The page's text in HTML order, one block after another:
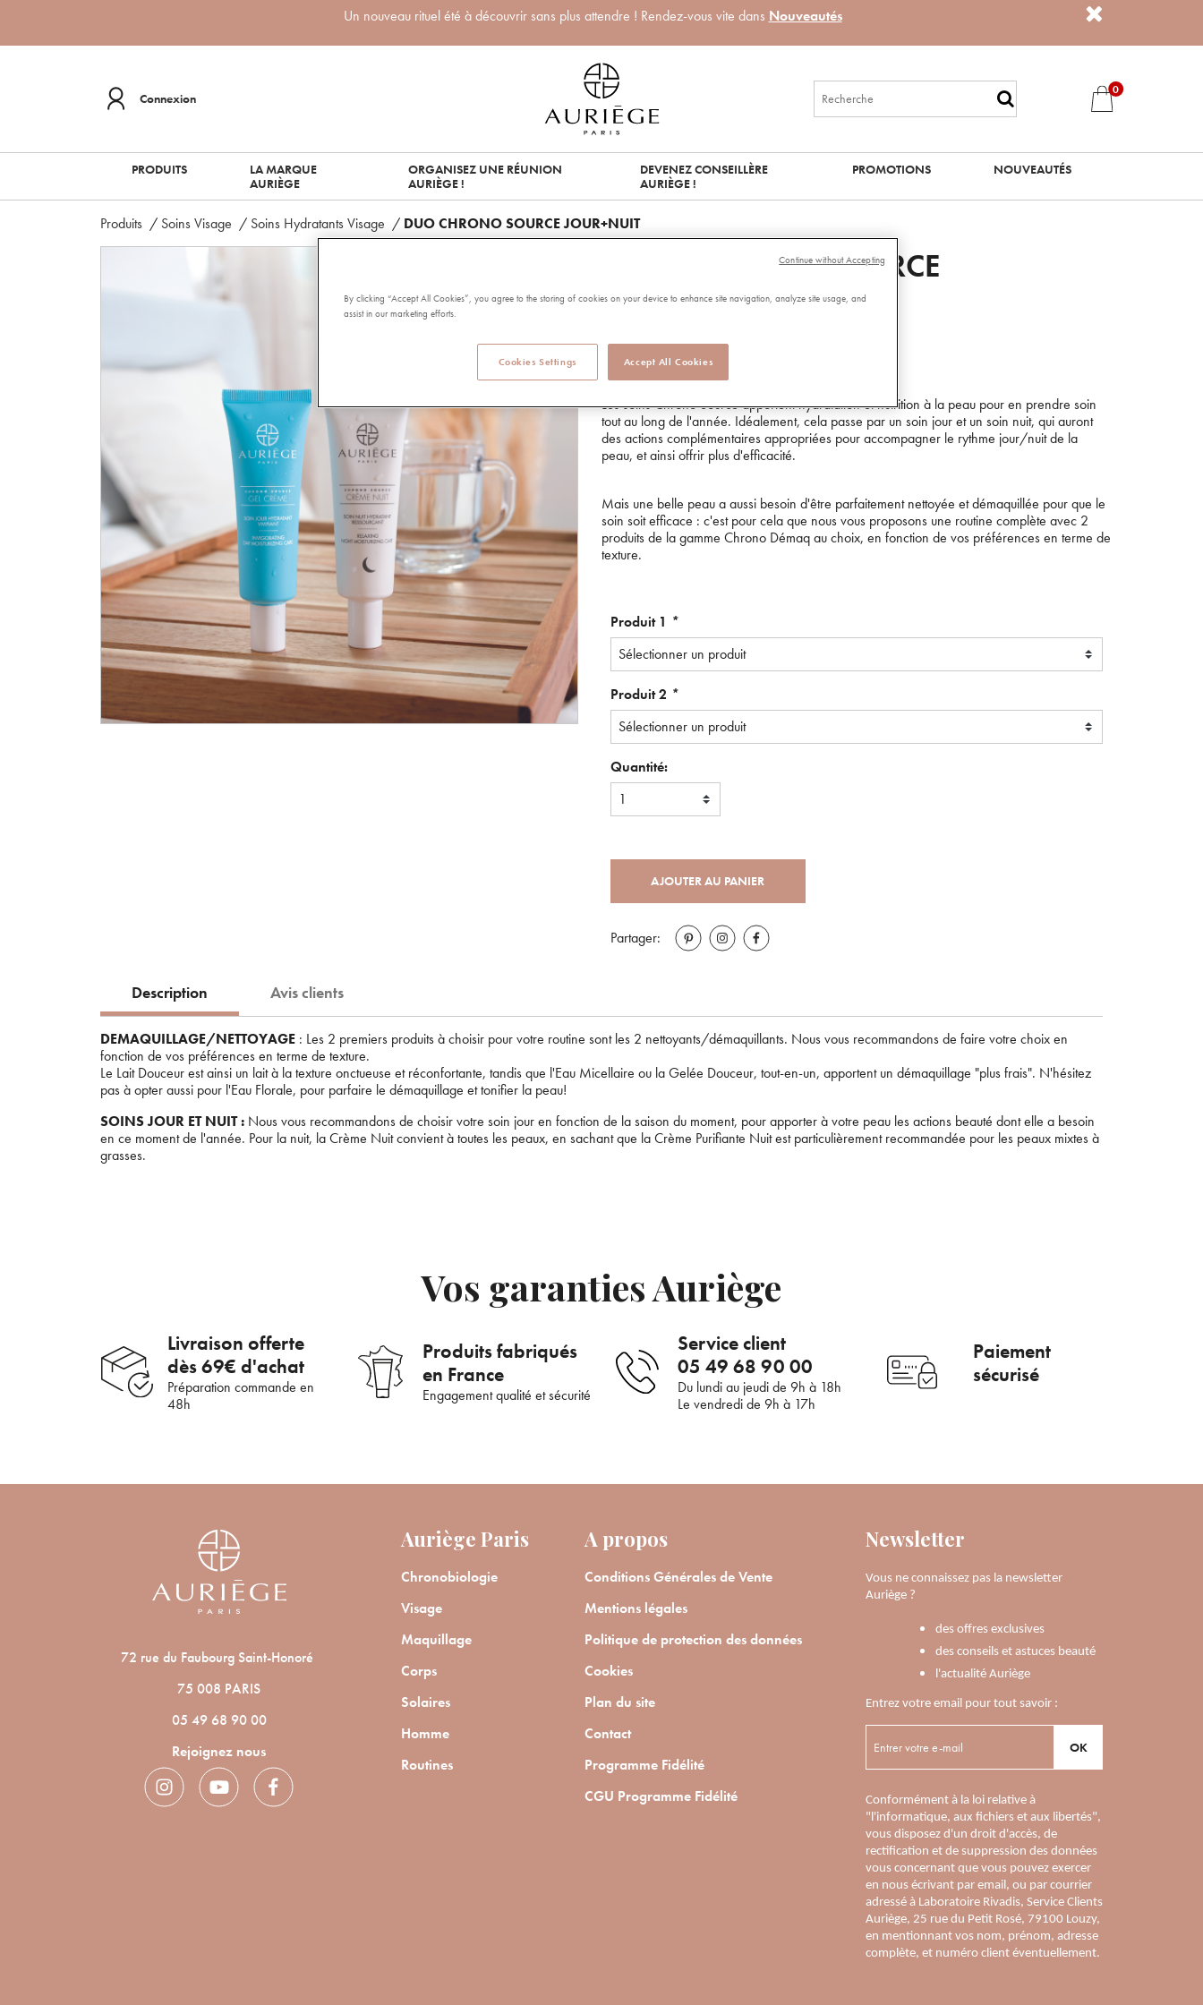
Un nouveau rituel été à découvrir sans plus attendre ! Rendez-vous vite dans Nouveautés
Connexion
0
PRODUITS
LA MARQUE
AURIÈGE
ORGANISEZ UNE RÉUNION
AURIÈGE !
DEVENEZ CONSEILLÈRE
AURIÈGE !
PROMOTIONS NOUVEAUTÉS
Supprimer le produit ? ×
Produits / Soins Visage / Soins Hydratants Visage / DUO CHRONO SOURCE JOUR+NUIT
DUO CHRONO SOURCE
JOUR+NUIT
99840
Price reduced from
60,00 €to
53,00 €
Les soins Chrono Source apportent hydratation et nutrition à la peau pour en prendre soin
tout au long de l'année. Idéalement, cela passe par un soin jour et un soin nuit, qui auront
des actions complémentaires appropriées pour accompagner le rythme jour/nuit de la
peau, et ainsi offrir plus d'efficacité.
Mais une belle peau a aussi besoin d'être parfaitement nettoyée et démaquillée pour que le
soin soit efficace : c'est pour cela que nous vous proposons une routine complète avec 2
produits de la gamme Chrono Démaq au choix, en fonction de vos préférences en terme de
texture.
Produit 1 *
Sélectionner un produit
Produit 2 *
Sélectionner un produit
Quantité:
1
AJOUTER AU PANIER
Partager:
Description Avis clients
DEMAQUILLAGE/NETTOYAGE : Les 2 premiers produits à choisir pour votre routine sont les 2 nettoyants/démaquillants. Nous vous recommandons de faire votre choix en
fonction de vos préférences en terme de texture.
Le Lait Douceur est ainsi un lait à la texture onctueuse et réconfortante, tandis que l'Eau Micellaire ou la Gelée Douceur, tout-en-un, apportent un démaquillage "plus frais". N'hésitez
pas à opter aussi pour l'Eau Florale, pour parfaire le démaquillage et tonifier la peau!
SOINS JOUR ET NUIT : Nous vous recommandons de choisir votre soin jour en fonction de la saison du moment, pour apporter à votre peau les actions beauté dont elle a besoin
en ce moment de l'année. Pour la nuit, la Crème Nuit convient à toutes les peaux, en sachant que la Crème Purifiante Nuit est particulièrement recommandée pour les peaux mixtes à
grasses.
Vos garanties Auriège
Livraison offerte
dès 69€ d'achat
Préparation commande en
48h
Produits fabriqués
en France
Engagement qualité et sécurité
Service client
05 49 68 90 00
Du lundi au jeudi de 9h à 18h
Le vendredi de 9h à 17h
Paiement
sécurisé
72 rue du Faubourg Saint-Honoré
75 008 PARIS
05 49 68 90 00
Rejoignez nous
Auriège Paris
Chronobiologie
Visage
Maquillage
Corps
Solaires
Homme
Routines
A propos
Conditions Générales de Vente
Mentions légales
Politique de protection des données
Cookies
Plan du site
Contact
Programme Fidélité
CGU Programme Fidélité
Newsletter
Vous ne connaissez pas la newsletter
Auriège ?
des offres exclusives
des conseils et astuces beauté
l'actualité Auriège
Entrez votre email pour tout savoir :
OK
Conformément à la loi relative à
"l'informatique, aux fichiers et aux libertés",
vous disposez d'un droit d'accès, de
rectification et de suppression des données
vous concernant que vous pouvez exercer
en nous écrivant par email, ou par courrier
adressé à Laboratoire Rivadis, Service Clients
Auriège, 25 rue du Petit Rosé, 79100 Louzy,
en mentionnant vos nom, prénom, adresse
complète, et numéro client éventuellement.
Bienvenue !
Pour être au courant de nos dernières nouveautés ou
En renseignant votre adresse e-mail, vous acceptez de recevoir des communications par e-mail
de la part d’Auriège.
By clicking “Accept All Cookies”, you agree to the storing of cookies on your device to enhance site navigation, analyze site usage, and
assist in our marketing efforts.
Accept All Cookies
Cookies Settings
Continue without Accepting